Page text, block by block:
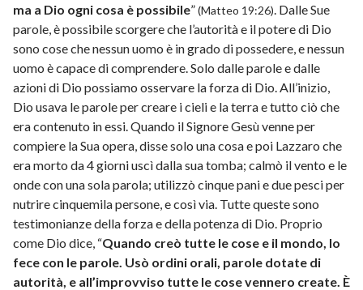
ma a Dio ogni cosa è possibile”(Matteo 19:26) . Dalle Sue
parole, è possibile scorgere che l’autorità e il potere di Dio
sono cose che nessun uomo è in grado di possedere, e nessun
uomo è capace di comprendere. Solo dalle parole e dalle
azioni di Dio possiamo osservare la forza di Dio. All’inizio,
Dio usava le parole per creare i cieli e la terra e tutto ciò che
era contenuto in essi. Quando il Signore Gesù venne per
compiere la Sua opera, disse solo una cosa e poi Lazzaro che
era morto da 4 giorni uscì dalla sua tomba; calmò il vento e le
onde con una sola parola; utilizzò cinque pani e due pesci per
nutrire cinquemila persone, e così via. Tutte queste sono
testimonianze della forza e della potenza di Dio. Proprio
come Dio dice, “Quando creò tutte le cose e il mondo, lo
fece con le parole. Usò ordini orali, parole dotate di
autorità, e all’improvviso tutte le cose vennero create. È